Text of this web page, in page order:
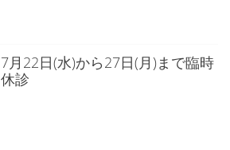
7月22日(水)から27日(月)まで臨時
休診